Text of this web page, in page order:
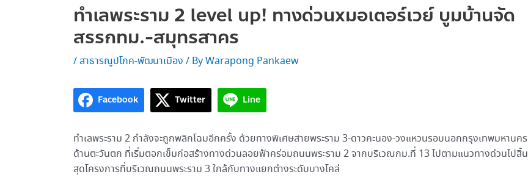
ทำเลพระราม 2 level up! ทางด่วนxมอเตอร์เวย์ บูมบ้านจัด
สรรกทม.-สมุทรสาคร
/สาธารณูปโภค-พัฒนาเมือง / ByWarapong Pankaew
Facebook Twitter Line
ทำเลพระราม 2 กำลังจะถูกพลิกโฉมอีกครั้ง ด้วยทางพิเศษสายพระราม 3-ดาวคะนอง-วงแหวนรอบนอกกรุงเทพมหานคร
ด้านตะวันตก ที่เริ่มตอกเข็มก่อสร้างทางด่วนลอยฟ้าคร่อมถนนพระราม 2 จากบริเวณกม.ที่ 13 ไปตามแนวทางด่วนไปสิ้น
สุดโครงการที่บริเวณถนนพระราม 3 ใกล้กับทางแยกต่างระดับบางโคล่